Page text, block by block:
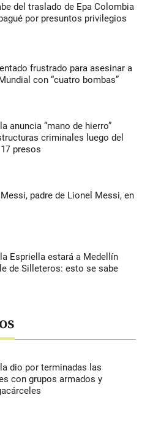
del traslado de Epa Colombia
por presuntos privilegios
frustrado para asesinar a
con “cuatro bombas”
anuncia “mano de hierro”
criminales luego del
presos
padre de Lionel Messi, en
Espriella estará a Medellín
de Silleteros: esto se sabe
dio por terminadas las
con grupos armados y